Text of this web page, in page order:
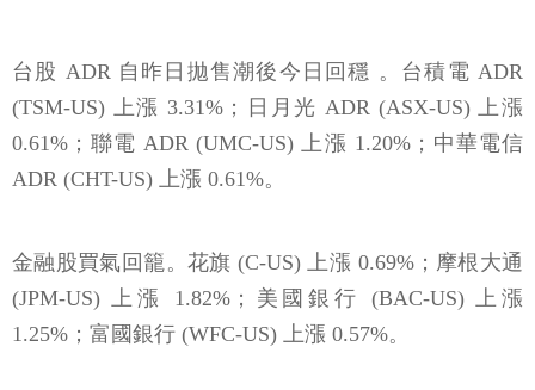
台股 ADR 自昨日拋售潮後今日回穩 。台積電 ADR
(TSM-US) 上漲 3.31%；日月光 ADR (ASX-US) 上漲
0.61%；聯電 ADR (UMC-US) 上漲 1.20%；中華電信
ADR (CHT-US) 上漲 0.61%。
金融股買氣回籠。花旗 (C-US) 上漲 0.69%；摩根大通
(JPM-US) 上漲 1.82%；美國銀行 (BAC-US) 上漲
1.25%；富國銀行 (WFC-US) 上漲 0.57%。